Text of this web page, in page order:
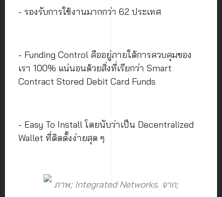
- รองรับการใช้งานมากกว่า 62 ประเทศ
- Funding Control คืออยู่ภายใต้การควบคุมของ
เรา 100% แน่นอนด้วยสิ่งที่เรียกว่า Smart
Contract Stored Debit Card Funds
- Easy To Install โดยนับว่าเป็น Decentralized
Wallet ที่ติดตั้งง่ายสุด ๆ
ภาพ; Integrated Networks. จาก;